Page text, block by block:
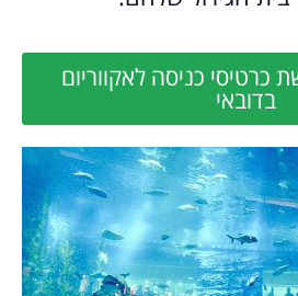
כרטיסי כניסה לאקווריום
בדובאי